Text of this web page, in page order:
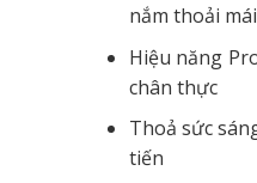
nắm thoải mái
Hiệu năng
chân thực
Thoả sức
tiến